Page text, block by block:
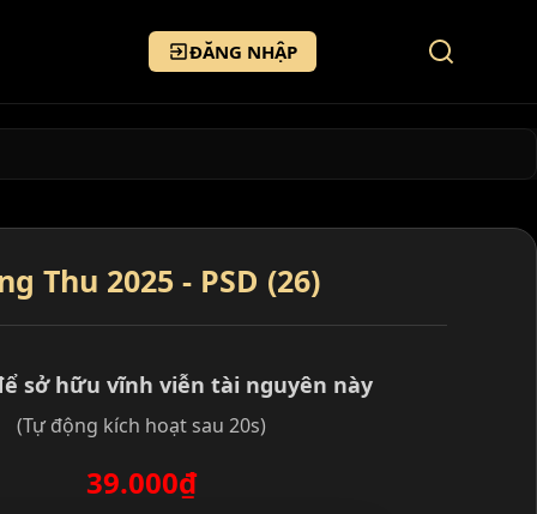
ĐĂNG NHẬP
Thu 2025 - PSD (26)
sở hữu vĩnh viễn tài nguyên này
(Tự động kích hoạt sau 20s)
39.000₫